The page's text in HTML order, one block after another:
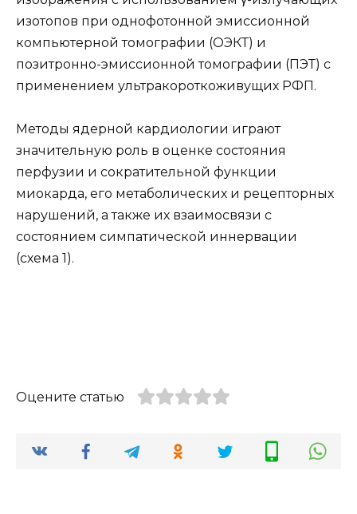
изотопов при однофотонной эмиссионной
компьютерной томографии (ОЭКТ) и
позитронно-эмиссионной томографии (ПЭТ) с
применением ультракороткоживущих РФП.
Методы ядерной кардиологии играют
значительную роль в оценке состояния
перфузии и сократительной функции
миокарда, его метаболических и рецепторных
нарушений, а также их взаимосвязи с
состоянием симпатической иннервации
(схема 1).
Оцените статью